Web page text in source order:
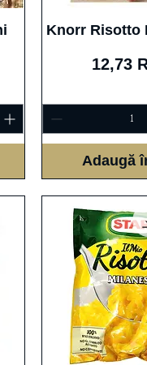
Afișare
Knorr Risotto
Preț
12,73
Adaugă